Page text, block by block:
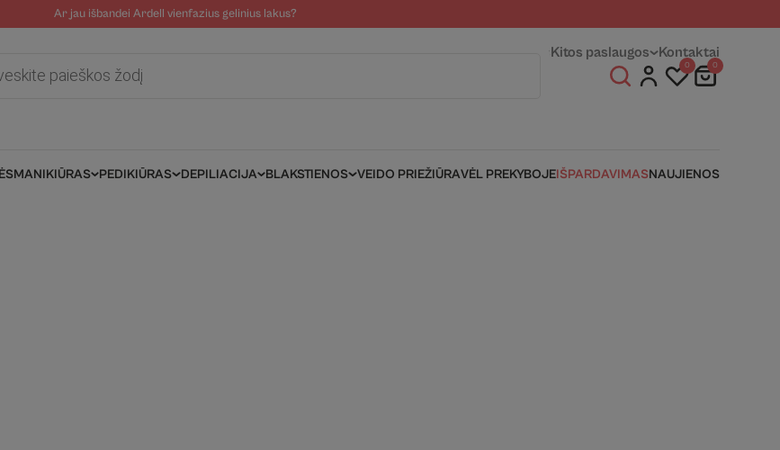
Ar jau išbandei Ardell vienfazius gelinius lakus?
pagalba Fizinės parduotuvėsKitos paslaugos Kontaktai
0 0
MANIKIŪRAS PEDIKIŪRAS DEPILIACIJA BLAKSTIENOS VEIDO PRIEŽIŪRAVĖL PREKYBOJEIŠPARDAVIMASNAUJIENOS